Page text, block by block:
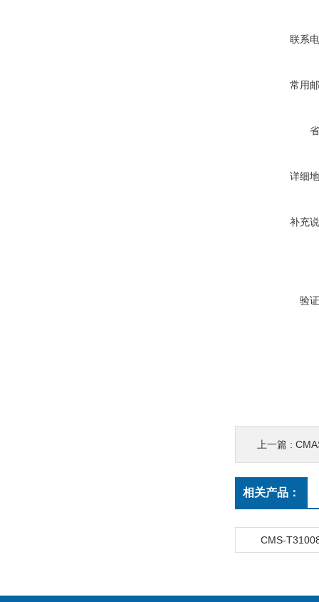
联系
常用
详细
补充
验
上一篇 :
相关产品：
CMS-